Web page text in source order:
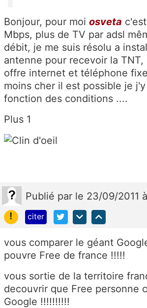
Bonjour, pour moi osveta
Mbps, plus de TV par adsl
débit, je me suis résolu a
antenne pour recevoir la TNT,
offre internet et téléphone
moins cher il est possible je
fonction des conditions ....
Plus 1
Publié par le 23/09/2011
!
citer
vous comparer le géant
pouvre Free de france !!!!!
vous sortie de la territoire
decouvrir que Free personne
Google !!!!!!!!!!